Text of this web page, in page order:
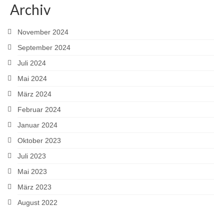
Archiv
November 2024
September 2024
Juli 2024
Mai 2024
März 2024
Februar 2024
Januar 2024
Oktober 2023
Juli 2023
Mai 2023
März 2023
August 2022